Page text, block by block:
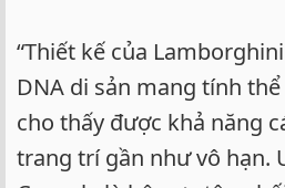
“Thiết kế của
DNA di sản mang tính
cho thấy được khả năng
trang trí gần như vô hạn.